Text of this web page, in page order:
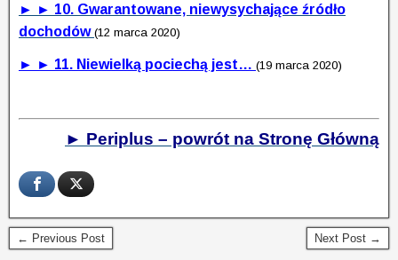
► ► 10. Gwarantowane, niewysychające źródło
dochodów (12 marca 2020)
► ► 11. Niewielką pociechą jest… (19 marca 2020)
► Periplus – powrót na Stronę Główną
← Previous Post Next Post →